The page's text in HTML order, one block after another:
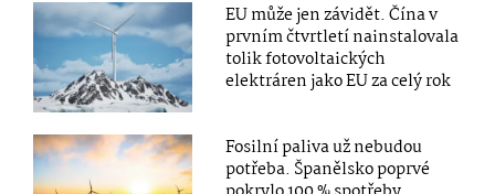
EU může jen závidět. Čína v
prvním čtvrtletí nainstalovala
tolik fotovoltaických
elektráren jako EU za celý rok
Fosilní paliva už nebudou
potřeba. Španělsko poprvé